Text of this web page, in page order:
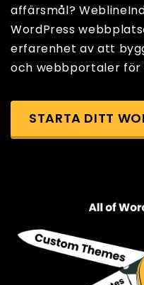
affärsmål?
WordPress
erfarenhet av att
och webbportaler för
STARTA DITT